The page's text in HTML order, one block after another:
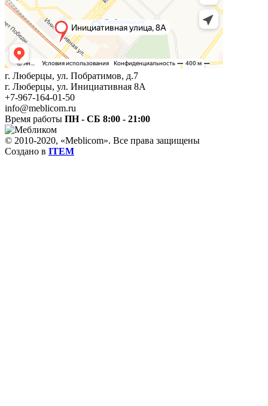
г. Люберцы, ул. Побратимов, д.7
г. Люберцы, ул. Инициативная 8А
+7-967-164-01-50
info@meblicom.ru
Время работы ПН - СБ 8:00 - 21:00
© 2010-2020, «Meblicom». Все права защищены
Создано в ITEM